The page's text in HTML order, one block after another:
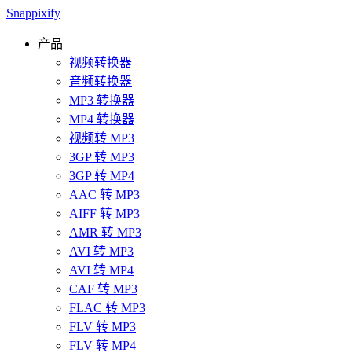
Snappixify
产品
视频转换器
音频转换器
MP3 转换器
MP4 转换器
视频转 MP3
3GP 转 MP3
3GP 转 MP4
AAC 转 MP3
AIFF 转 MP3
AMR 转 MP3
AVI 转 MP3
AVI 转 MP4
CAF 转 MP3
FLAC 转 MP3
FLV 转 MP3
FLV 转 MP4